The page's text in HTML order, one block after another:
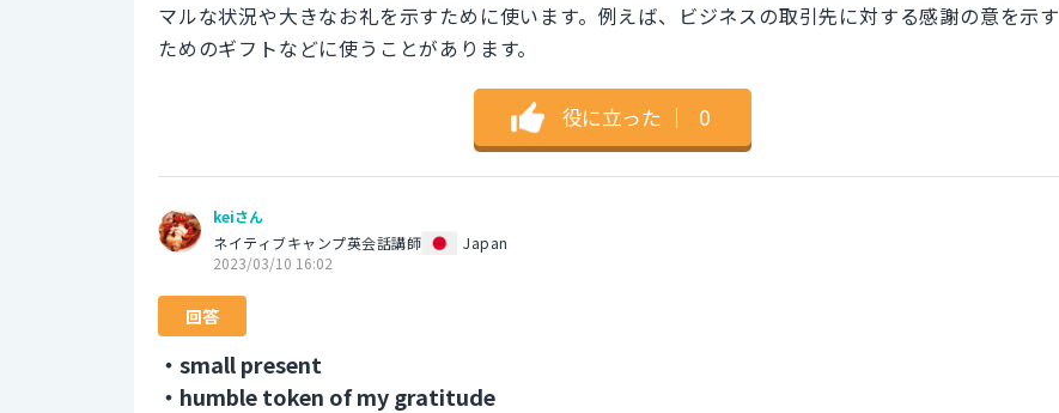
マルな状況や大きなお礼を示すために使います。例えば、ビジネスの取引先に対する感謝の意を示す
ためのギフトなどに使うことがあります。
役に立った ｜ 0
keiさん
ネイティブキャンプ英会話講師
Japan
2023/03/10 16:02
回答
・small present
・humble token of my gratitude